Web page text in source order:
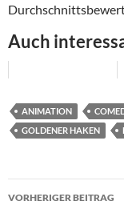
Auch
ANIMATION
GOLDENER HAKEN
VORHERIGER BEITRAG